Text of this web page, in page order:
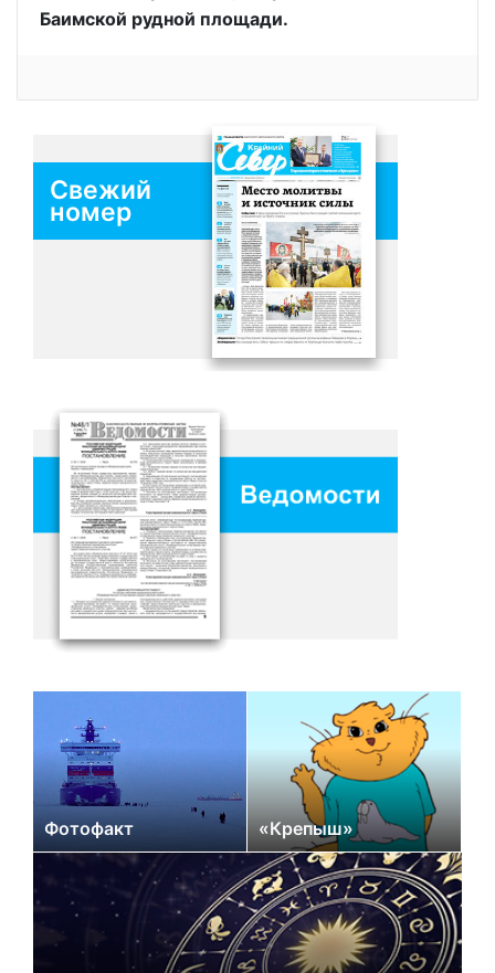
Баимской рудной площади.
Свежий
номер
Фотофакт «Крепыш»